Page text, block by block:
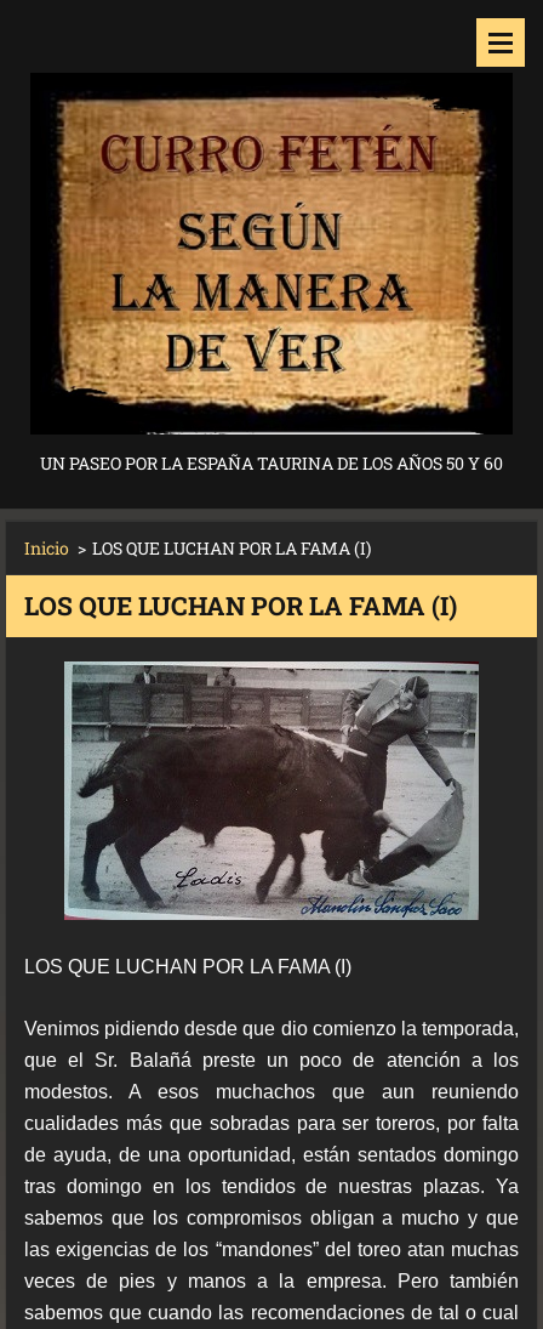
UN PASEO POR LA ESPAÑA TAURINA DE LOS AÑOS 50 Y 60
Inicio > LOS QUE LUCHAN POR LA FAMA (I)
LOS QUE LUCHAN POR LA FAMA (I)
LOS QUE LUCHAN POR LA FAMA (I)
Venimos pidiendo desde que dio comienzo la temporada,
que el Sr. Balañá preste un poco de atención a los
modestos. A esos muchachos que aun reuniendo
cualidades más que sobradas para ser toreros, por falta
de ayuda, de una oportunidad, están sentados domingo
tras domingo en los tendidos de nuestras plazas. Ya
sabemos que los compromisos obligan a mucho y que
las exigencias de los “mandones” del toreo atan muchas
veces de pies y manos a la empresa. Pero también
sabemos que cuando las recomendaciones de tal o cual